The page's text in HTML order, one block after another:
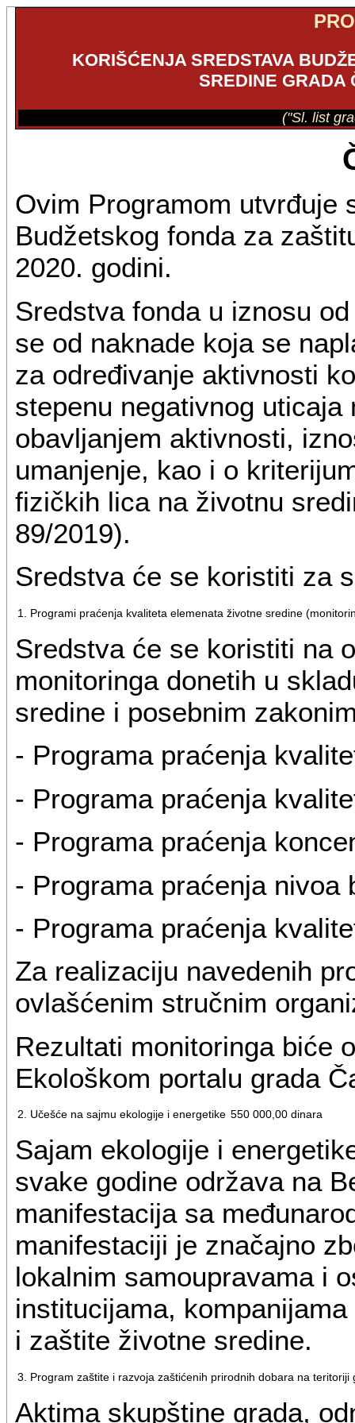
KORIŠĆENJA SREDSTAVA
SREDINE GRADA
("Sl. list
Ovim Programom utvrđuje
Budžetskog fonda za
2020. godini.
Sredstva fonda u iznosu
se od naknade koja se
za određivanje aktivnosti
stepenu negativnog
obavljanjem aktivnosti,
umanjenje, kao i o
fizičkih lica na životnu
89/2019).
Sredstva će se koristiti za
1. Programi praćenja kvaliteta elemenata životne sredine
Sredstva će se koristiti na
monitoringa donetih u
sredine i posebnim
- Programa praćenja
- Programa praćenja
- Programa praćenja
- Programa praćenja nivoa
- Programa praćenja
Za realizaciju navedenih
ovlašćenim stručnim
Rezultati monitoringa biće
Ekološkom portalu grada
2. Učešće na sajmu ekologije i energetike 550 000,00 dinara
Sajam ekologije i
svake godine održava na
manifestacija sa
manifestaciji je značajno
lokalnim samoupravama i
institucijama,
i zaštite životne sredine.
3. Program zaštite i razvoja zaštićenih prirodnih dobara na teritoriji
Aktima skupštine grada,